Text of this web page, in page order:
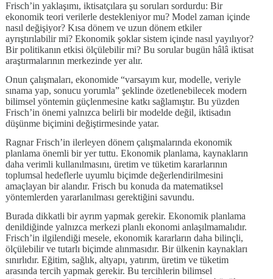
Frisch’in yaklaşımı, iktisatçılara şu soruları sordurdu: Bir
ekonomik teori verilerle destekleniyor mu? Model zaman içinde
nasıl değişiyor? Kısa dönem ve uzun dönem etkiler
ayrıştırılabilir mi? Ekonomik şoklar sistem içinde nasıl yayılıyor?
Bir politikanın etkisi ölçülebilir mi? Bu sorular bugün hâlâ iktisat
araştırmalarının merkezinde yer alır.
Onun çalışmaları, ekonomide “varsayım kur, modelle, veriyle
sınama yap, sonucu yorumla” şeklinde özetlenebilecek modern
bilimsel yöntemin güçlenmesine katkı sağlamıştır. Bu yüzden
Frisch’in önemi yalnızca belirli bir modelde değil, iktisadın
düşünme biçimini değiştirmesinde yatar.
Ragnar Frisch’in ilerleyen dönem çalışmalarında ekonomik
planlama önemli bir yer tuttu. Ekonomik planlama, kaynakların
daha verimli kullanılmasını, üretim ve tüketim kararlarının
toplumsal hedeflerle uyumlu biçimde değerlendirilmesini
amaçlayan bir alandır. Frisch bu konuda da matematiksel
yöntemlerden yararlanılması gerektiğini savundu.
Burada dikkatli bir ayrım yapmak gerekir. Ekonomik planlama
denildiğinde yalnızca merkezi planlı ekonomi anlaşılmamalıdır.
Frisch’in ilgilendiği mesele, ekonomik kararların daha bilinçli,
ölçülebilir ve tutarlı biçimde alınmasıdır. Bir ülkenin kaynakları
sınırlıdır. Eğitim, sağlık, altyapı, yatırım, üretim ve tüketim
arasında tercih yapmak gerekir. Bu tercihlerin bilimsel